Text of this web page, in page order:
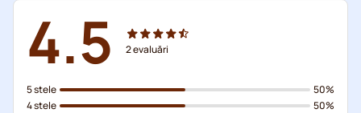
4.5 2evaluări
5 stele
4 stele
50%
50%